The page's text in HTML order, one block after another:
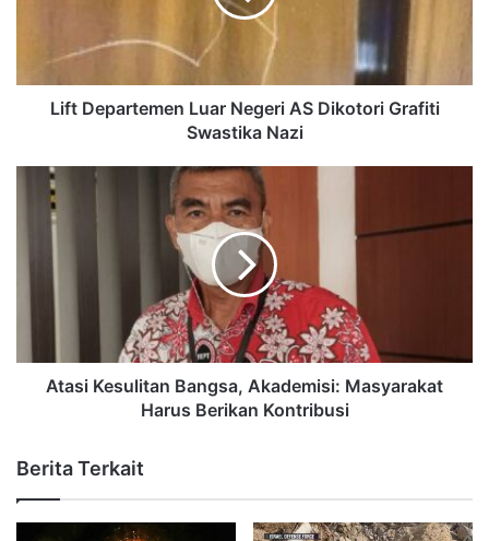
Lift Departemen Luar Negeri AS Dikotori Grafiti
Swastika Nazi
Atasi Kesulitan Bangsa, Akademisi: Masyarakat
Harus Berikan Kontribusi
Berita Terkait